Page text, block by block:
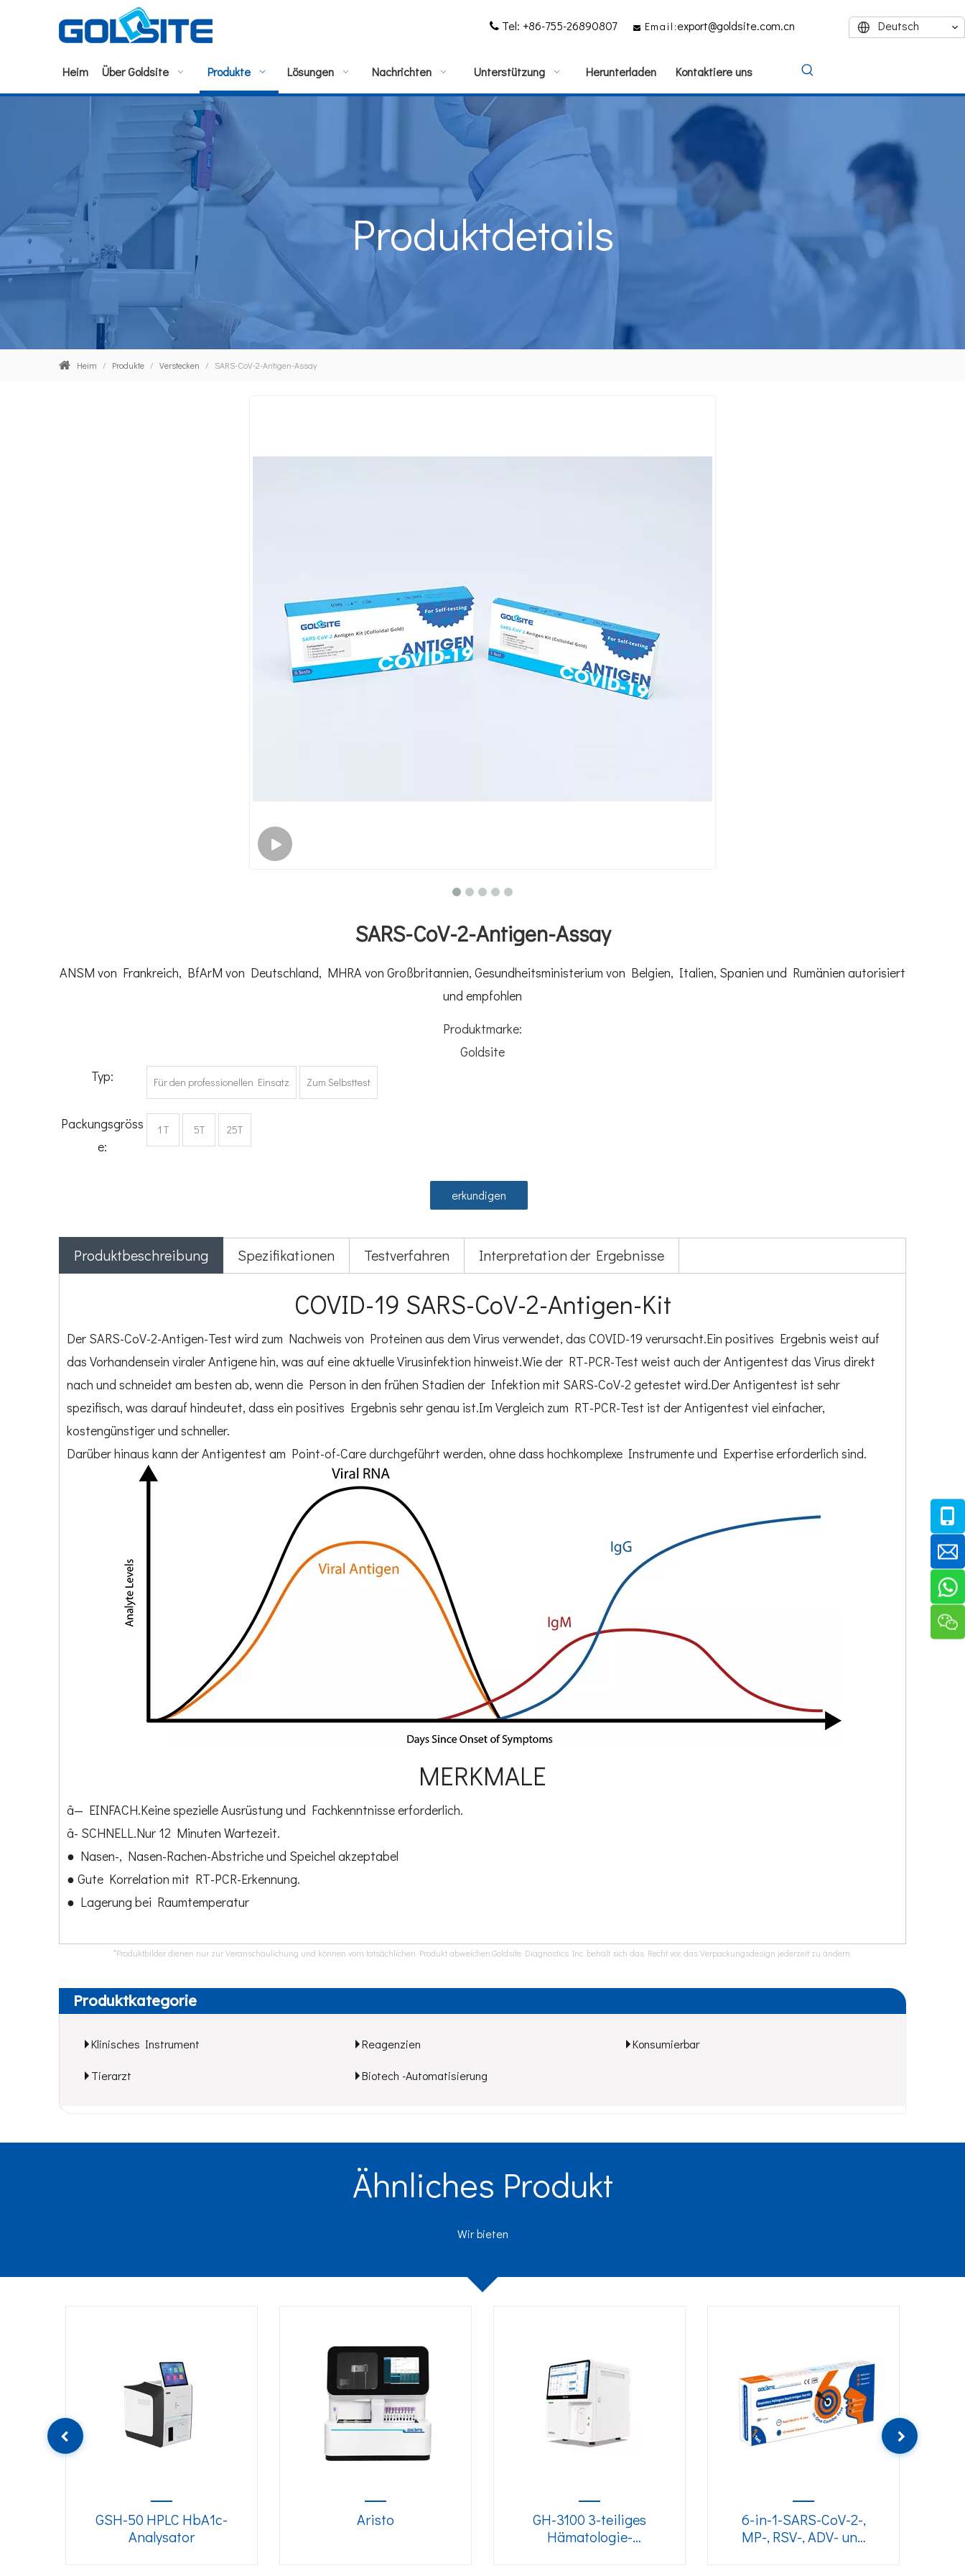
 Tel: +86-755-26890807  Email:export@goldsite.com.cn Deutsch
Heim Über Goldsite Produkte Lösungen Nachrichten Unterstützung Herunterladen Kontaktiere uns
Produktdetails
Heim / Produkte / Verstecken / SARS-CoV-2-Antigen-Assay
SARS-CoV-2-Antigen-Assay
ANSM von Frankreich, BfArM von Deutschland, MHRA von Großbritannien, Gesundheitsministerium von Belgien, Italien, Spanien und Rumänien autorisiert
und empfohlen
Produktmarke:
Goldsite
Typ:
Für den professionellen Einsatz Zum Selbsttest
Packungsgröss
e:
1 T 5T 25T
erkundigen
Produktbeschreibung Spezifikationen Testverfahren Interpretation der Ergebnisse
COVID-19 SARS-CoV-2-Antigen-Kit
Der SARS-CoV-2-Antigen-Test wird zum Nachweis von Proteinen aus dem Virus verwendet, das COVID-19 verursacht.Ein positives Ergebnis weist auf
das Vorhandensein viraler Antigene hin, was auf eine aktuelle Virusinfektion hinweist.Wie der RT-PCR-Test weist auch der Antigentest das Virus direkt
nach und schneidet am besten ab, wenn die Person in den frühen Stadien der Infektion mit SARS-CoV-2 getestet wird.Der Antigentest ist sehr
spezifisch, was darauf hindeutet, dass ein positives Ergebnis sehr genau ist.Im Vergleich zum RT-PCR-Test ist der Antigentest viel einfacher,
kostengünstiger und schneller.
Darüber hinaus kann der Antigentest am Point-of-Care durchgeführt werden, ohne dass hochkomplexe Instrumente und Expertise erforderlich sind.
MERKMALE
â— EINFACH.Keine spezielle Ausrüstung und Fachkenntnisse erforderlich.
â- SCHNELL.Nur 12 Minuten Wartezeit.
● Nasen-, Nasen-Rachen-Abstriche und Speichel akzeptabel
● Gute Korrelation mit RT-PCR-Erkennung.
● Lagerung bei Raumtemperatur
*Produktbilder dienen nur zur Veranschaulichung und können vom tatsächlichen Produkt abweichen.Goldsite Diagnostics Inc. behält sich das Recht vor, das Verpackungsdesign jederzeit zu ändern.
Produktkategorie
Klinisches Instrument Reagenzien Konsumierbar
Tierarzt Biotech -Automatisierung
Ähnliches Produkt
Wir bieten
GSH-50 HPLC HbA1c-
Analysator
Aristo
GH-3100 3-teiliges
Hämatologie-
6-in-1-SARS-CoV-2-,
MP-, RSV-, ADV- und